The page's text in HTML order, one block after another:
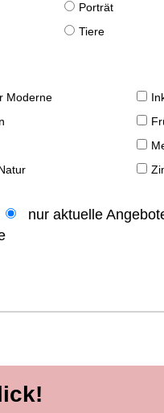
Porträt
Tiere
Moderne
nur aktuelle